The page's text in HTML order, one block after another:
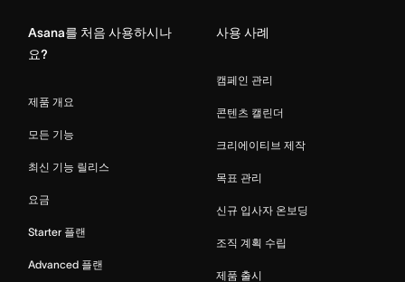
Asana를 처음 사용하시나
요?
제품 개요
모든 기능
최신 기능 릴리스
요금
Starter 플랜
Advanced 플랜
사용 사례
캠페인 관리
콘텐츠 캘린더
크리에이티브 제작
목표 관리
신규 입사자 온보딩
조직 계획 수립
제품 출시